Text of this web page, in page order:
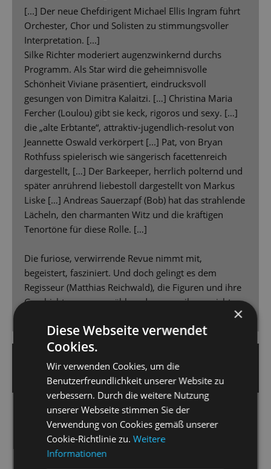
[...] Der neue Chefdirigent Michael Ellis Ingram führt
Orchester, Chor und Solisten zu stimmungsvoller
Interpretation. [...]
Silke Richter moderiert augenzwinkernd durchs
Programm. Als Star wird die geheimnisvolle
Schönheit Viviane präsentiert, eindrucksvoll
gesungen von Dimitra Kalaitzi. […] Christina Maria
Fercher (Loulou) gibt sie keck, rigoros und sexy. […]
die „alte Erbtante“, attraktiv-jugendlich-resolut von
Jeannette Oswald verkörpert [...] Pat, von Bryan
Rothfuss spielerisch wie sängerisch facettenreich
dargestellt, […] Der Barkeeper, herrlich polternd und
später anrührend liebestoll dargestellt von Markus
Liske […] Andreas Sauerzapf (Bob) hat das strahlende
Lächeln, den charmanten Witz und die kräftigen
Tenortöne für diese Rolle. […]
Die furiose, verwirrende Revue nimmt mit,
begeistert, fasziniert. Und doch gelingt es dem
Regisseur (Matthias Reichwald), die Figuren und ihre
Geschichten so zu erzählen, dass man ihnen nicht
fremd bleibt. Gutes Theater eben. Applaus, Applaus!
DRESDNER NEUESTE NACHRICHTEN
Wer beißt hier eigentlich wen?
Das Musical „Grimm! – Die wirklich wahre Geschichte
von Rotkäppchen & ihrem Wolf“ […] lässt kaum
×
Diese Webseite verwendet
Cookies.
Wir verwenden Cookies, um die
Benutzerfreundlichkeit unserer Website zu
verbessern. Durch die weitere Nutzung
unserer Webseite stimmen Sie der
Verwendung von Cookies gemäß unserer
Cookie-Richtlinie zu.Weitere
Informationen